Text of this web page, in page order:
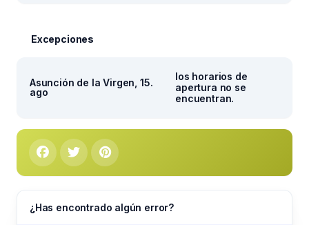
Excepciones
Asunción de la Virgen, 15.
ago
los horarios de
apertura no se
encuentran.
¿Has encontrado algún error?